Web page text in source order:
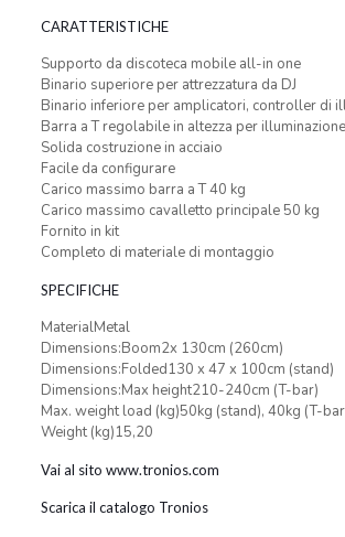
CARATTERISTICHE
Supporto da discoteca mobile all-in one
Binario superiore per attrezzatura da DJ
Binario inferiore per amplicatori, controller di
Barra a T regolabile in altezza per illuminazione
Solida costruzione in acciaio
Facile da configurare
Carico massimo barra a T 40 kg
Carico massimo cavalletto principale 50 kg
Fornito in kit
Completo di materiale di montaggio
SPECIFICHE
MaterialMetal
Dimensions:Boom2x 130cm (260cm)
Dimensions:Folded130 x 47 x 100cm (stand)
Dimensions:Max height210-240cm (T-bar)
Max. weight load (kg)50kg (stand), 40kg (T-
Weight (kg)15,20
Vai al sito www.tronios.com
Scarica il catalogo Tronios